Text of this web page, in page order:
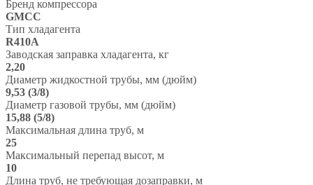
Бренд компрессора
GMCC
Тип хладагента
R410A
Заводская заправка хладагента, кг
2,20
Диаметр жидкостной трубы, мм (дюйм)
9,53 (3/8)
Диаметр газовой трубы, мм (дюйм)
15,88 (5/8)
Максимальная длина труб, м
25
Максимальный перепад высот, м
10
Длина труб, не требующая дозаправки, м